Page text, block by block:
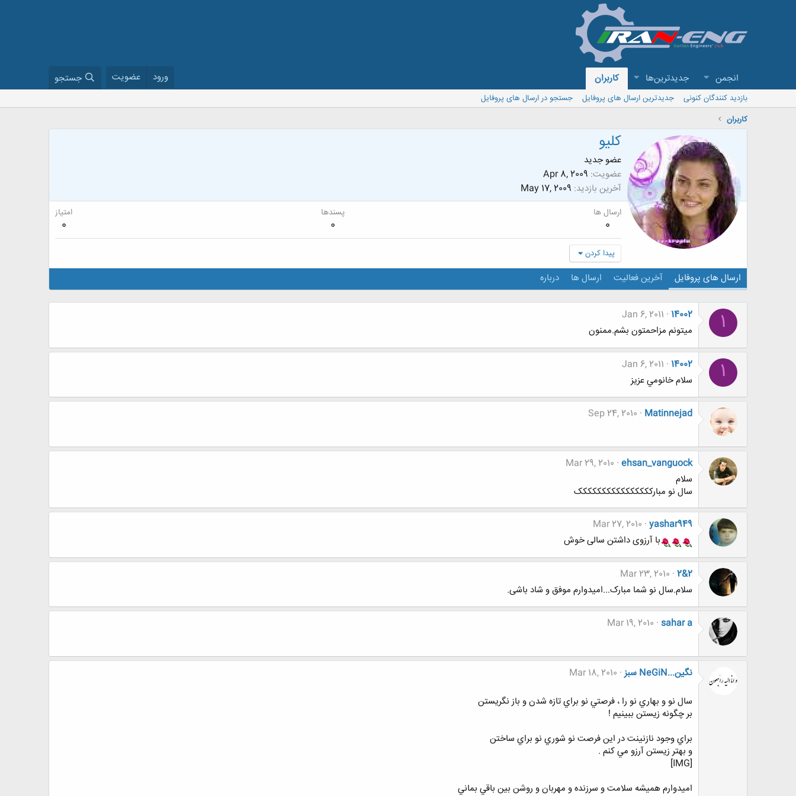
انجمن جدیدترین‌ها کاربران ورود عضویت جستجو
بازدید کنندگان کنونی جدیدترین ارسال های پروفایل
جستجو در ارسال های پروفایل
کاربران
کلیو
عضو جدید
عضویت Apr 8, 2009
آخرین بازدید May 17, 2009
ارسال ها
0
پسندها
0
امتیاز
0
پیدا کردن
ارسال های پروفایل آخرین فعالیت ارسال ها درباره
1
14002
Jan 6, 2011
ميتونم مزاحمتون بشم.ممنون
1
14002
Jan 6, 2011
سلام خانومي عزيز
Matinnejad
Sep 24, 2010
ehsan_vanguock
Mar 29, 2010
سلام
سال نو مبارکککککککککککککککک
yashar949
Mar 27, 2010
با آرزوی داشتن سالی خوش
2&2
Mar 23, 2010
سلام.سال نو شما مبارک...امیدوارم موفق و شاد باشی.
sahar a
Mar 19, 2010
نگين...NeGiN سبز
Mar 18, 2010
سال نو و بهاري نو را ، فرصتي نو براي تازه شدن و باز نگريستن
بر چگونه زيستن ببينيم !
براي وجود نازنينت در اين فرصت نو شوري نو براي ساختن
و بهتر زيستن آرزو مي كنم .
[IMG]
اميدوارم هميشه سلامت و سرزنده و مهربان و روشن بين باقي بماني